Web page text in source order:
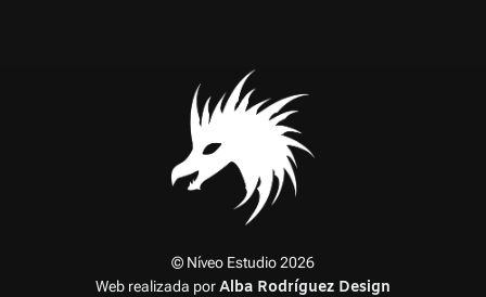
© Níveo Estudio 2026
Web realizada porAlba Rodríguez Design